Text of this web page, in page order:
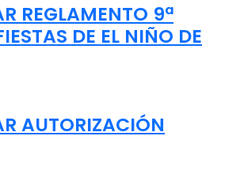
REGLAMENTO 9ª
DE EL NIÑO DE
AUTORIZACIÓN